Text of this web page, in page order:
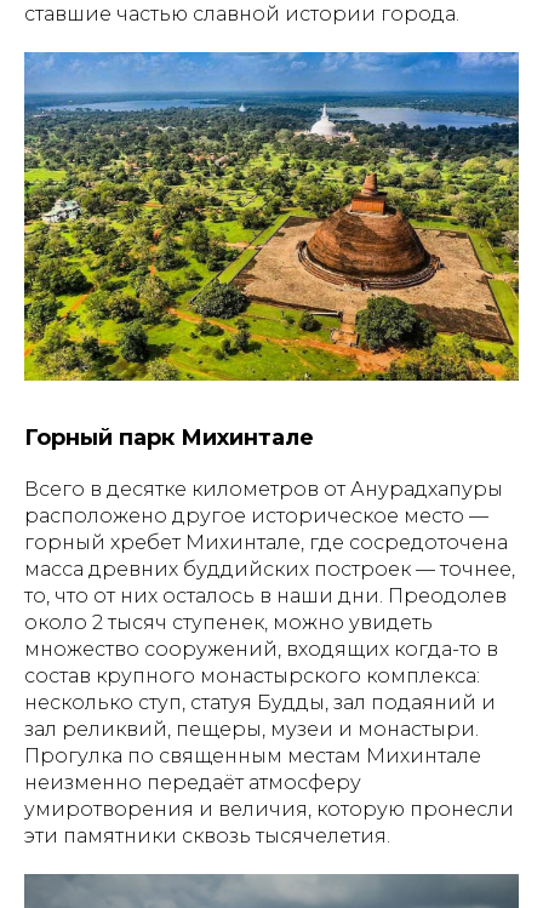
ставшие частью славной истории города.
Горный парк Михинтале
Всего в десятке километров от Анурадхапуры
расположено другое историческое место —
горный хребет Михинтале, где сосредоточена
масса древних буддийских построек — точнее,
то, что от них осталось в наши дни. Преодолев
около 2 тысяч ступенек, можно увидеть
множество сооружений, входящих когда-то в
состав крупного монастырского комплекса:
несколько ступ, статуя Будды, зал подаяний и
зал реликвий, пещеры, музеи и монастыри.
Прогулка по священным местам Михинтале
неизменно передаёт атмосферу
умиротворения и величия, которую пронесли
эти памятники сквозь тысячелетия.